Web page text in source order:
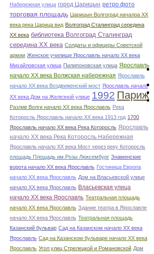
Набережная улица город Царицын ретро фото
торговая площадь Царицын Волгоград началоа ХХ
века река Царица вид Волгоград Сталинград середина
ХХ века библиотека Волгоград Сталинград
середина ХХ века Солдаты и офицеры Советской
армии Женское училище Ярославль начало ХХ века
Михайловская улица Пилипоновская улица Ярославль
начало ХХ века Волжская набережная Ярославль
начало ХХ века Воздвиженский мост Ярославль начало
ХХ века Дом на Железной улице 1992 Париж
Разлив Волги начало ХХ века Ярославль Река
Которосль Ярославль начало ХХ века 1913 год 1700
Ярославль начало ХХ века Река Которосль Ярославль
начало ХХ века Река Которосль Набережная
Ярославль начало ХХ века Мост через реку Которосль
площадь Площадь им.Розы Люксембург Знаменские
ворота начало ХХ века Ярославль Гостиница Европа
начало ХХ века Ярославль Дом на Власьевской улице
начало ХХ века Ярославль Власьевская улица
начало ХХ века Ярославль Театральная площадь
начало ХХ века Ярославль Здание театра в Ярославле
начало ХХ века Ярославль Театральная площадь
Казанский бульвар Сад на Казанском начало ХХ века
Ярославль Сад на Казанском бульваре начало ХХ века
Ярославль Угол улиц Стрелецкой и Романовской Дом